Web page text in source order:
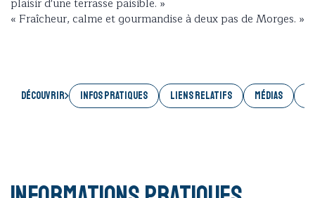
plaisir d'une terrasse paisible. »
« Fraîcheur, calme et gourmandise à deux pas de Morges. »
Découvrir INFOS PRATIQUES LIENS RELATIFS MÉDIAS